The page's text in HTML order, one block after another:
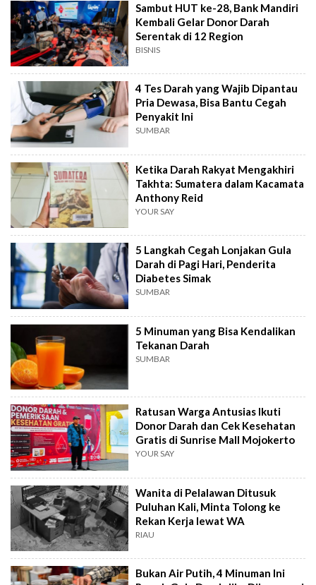
Sambut HUT ke-28, Bank Mandiri
Kembali Gelar Donor Darah
Serentak di 12 Region
BISNIS
4 Tes Darah yang Wajib Dipantau
Pria Dewasa, Bisa Bantu Cegah
Penyakit Ini
SUMBAR
Ketika Darah Rakyat Mengakhiri
Takhta: Sumatera dalam Kacamata
Anthony Reid
YOUR SAY
5 Langkah Cegah Lonjakan Gula
Darah di Pagi Hari, Penderita
Diabetes Simak
SUMBAR
5 Minuman yang Bisa Kendalikan
Tekanan Darah
SUMBAR
Ratusan Warga Antusias Ikuti
Donor Darah dan Cek Kesehatan
Gratis di Sunrise Mall Mojokerto
YOUR SAY
Wanita di Pelalawan Ditusuk
Puluhan Kali, Minta Tolong ke
Rekan Kerja lewat WA
RIAU
Bukan Air Putih, 4 Minuman Ini